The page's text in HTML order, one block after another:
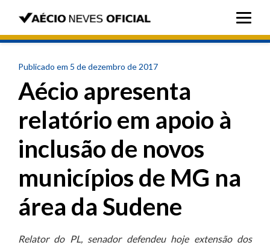
Publicado em 5 de dezembro de 2017
Aécio apresenta
relatório em apoio à
inclusão de novos
municípios de MG na
área da Sudene
Relator do PL, senador defendeu hoje extensão dos